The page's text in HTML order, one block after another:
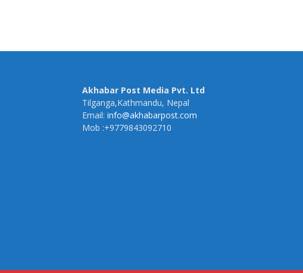
Akhabar Post Media Pvt. Ltd
Tilganga,Kathmandu, Nepal
Email: info@akhabarpost.com
Mob :+9779843092710